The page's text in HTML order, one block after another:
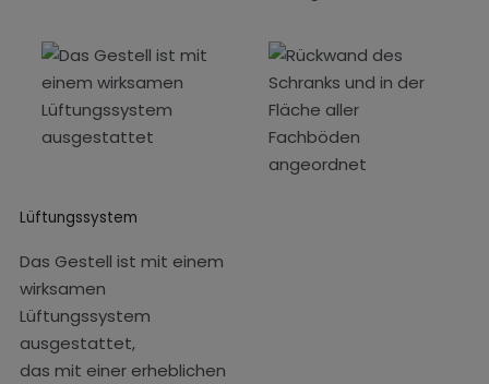
Lüftungssystem
Das Gestell ist mit einem
wirksamen
Lüftungssystem
ausgestattet,
das mit einer erheblichen